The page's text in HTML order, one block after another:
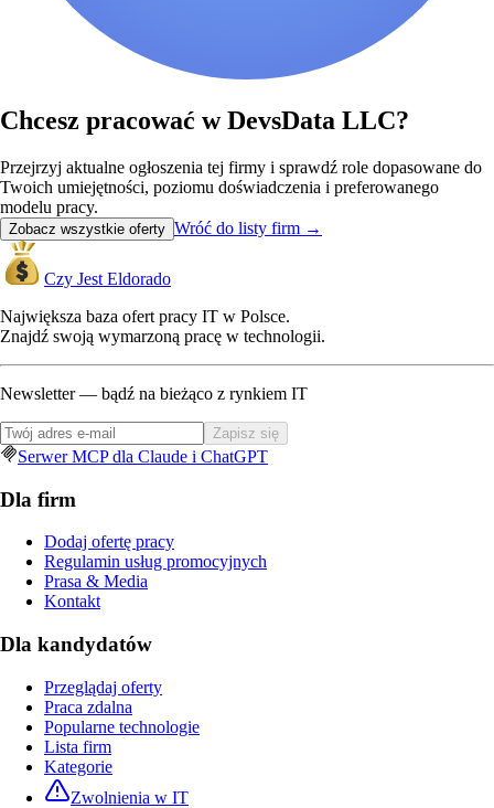
Chcesz pracować w DevsData LLC?
Przejrzyj aktualne ogłoszenia tej firmy i sprawdź role dopasowane do
Twoich umiejętności, poziomu doświadczenia i preferowanego
modelu pracy.
Zobacz wszystkie oferty Wróć do listy firm →
Czy Jest Eldorado
Największa baza ofert pracy IT w Polsce.
Znajdź swoją wymarzoną pracę w technologii.
Newsletter — bądź na bieżąco z rynkiem IT
Zapisz się
Serwer MCP dla Claude i ChatGPT
Dla firm
Dodaj ofertę pracy
Regulamin usług promocyjnych
Prasa & Media
Kontakt
Dla kandydatów
Przeglądaj oferty
Praca zdalna
Popularne technologie
Lista firm
Kategorie
Zwolnienia w IT